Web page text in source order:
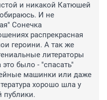
и никакой Катюшей
И не
Сонечка
распрекрасная
героини. А так же
литераторы
было - "спасать"
машинки или даже
хорошо шла у
публики.